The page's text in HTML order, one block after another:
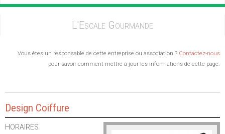
L'Escale Gourmande
Vous êtes un responsable de cette entreprise ou association ? Contactez-nous
pour savoir comment mettre à jour les informations de cette page.
Design Coiffure
HORAIRES